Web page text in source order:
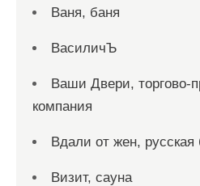
Ваня, баня
ВасиличЪ
Ваши Двери, торгово-
компания
Вдали от жен, русская
Визит, сауна